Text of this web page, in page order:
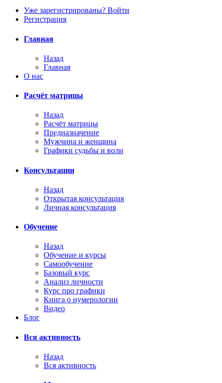
Уже зарегистрированы? Войти
Регистрация
Главная
Назад
Главная
О нас
Расчёт матрицы
Назад
Расчёт матрицы
Предназначение
Мужчина и женщина
Графики судьбы и воли
Консультации
Назад
Открытая консультация
Личная консультация
Обучение
Назад
Обучение и курсы
Самообучение
Базовый курс
Анализ личности
Курс про графики
Книга о нумерологии
Видео
Блог
Вся активность
Назад
Вся активность